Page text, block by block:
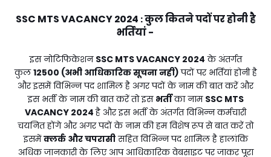
SSC MTS VACANCY 2024 :कुल कितने पदों पर होनी है
भर्तियां -
इस नोटिफिकेशन SSC MTS VACANCY 2024 के अंतर्गत
कुल12500 (अभी आधिकारिक सूचना नही)पदों पर भर्तियां होनी है
और इसमें विभिन्न पद शामिल है अगर पदों के नाम की बात करें और
इस भर्ती के नाम की बात करें तो इस भर्तीका नाम SSC MTS
VACANCY 2024है और इस भर्ती के अंतर्गत विभिन्न कर्मचारी
चयनित होंगे और अगर पदों के नाम की हम विशेष रूप से बात करें तो
इसमेंक्लर्क और चपरासीसहित विभिन्न पद शामिल है हालांकि
अधिक जानकारी के लिए आप आधिकारिक वेबसाइट पर जाकर पूरा